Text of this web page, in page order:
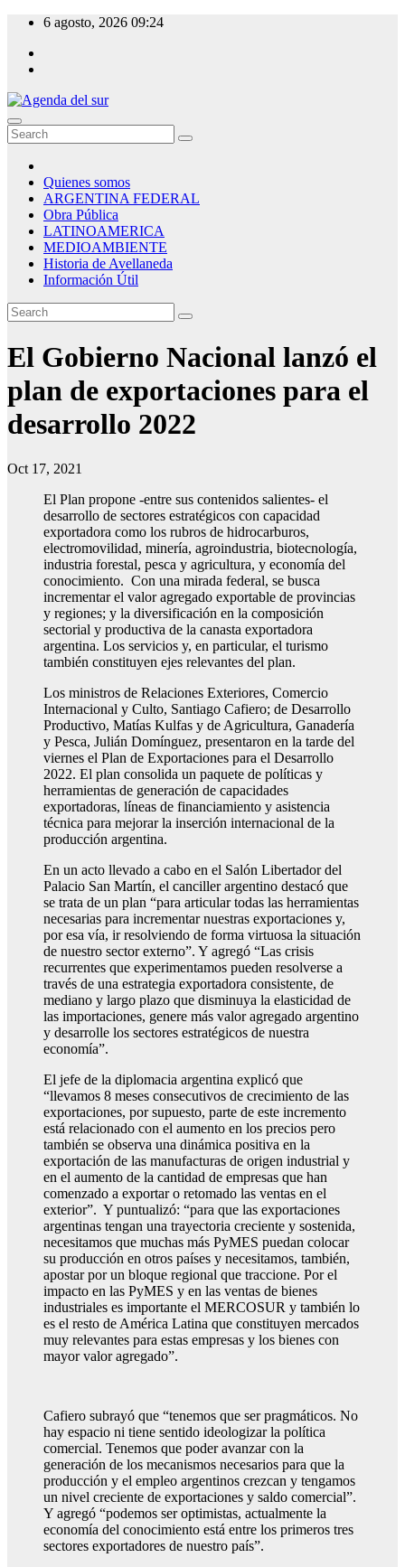
Skip
content
6 agosto, 2026 09:24
Agenda del sur
Quienes somos
ARGENTINA FEDERAL
Obra Pública
LATINOAMERICA
MEDIOAMBIENTE
Historia de Avellaneda
Información Útil
El Gobierno Nacional lanzó el
plan de exportaciones para el
desarrollo 2022
Oct 17, 2021
El Plan propone -entre sus contenidos salientes- el
desarrollo de sectores estratégicos con capacidad
exportadora como los rubros de hidrocarburos,
electromovilidad, minería, agroindustria, biotecnología,
industria forestal, pesca y agricultura, y economía del
conocimiento. Con una mirada federal, se busca
incrementar el valor agregado exportable de provincias
y regiones; y la diversificación en la composición
sectorial y productiva de la canasta exportadora
argentina. Los servicios y, en particular, el turismo
también constituyen ejes relevantes del plan.
Los ministros de Relaciones Exteriores, Comercio
Internacional y Culto, Santiago Cafiero; de Desarrollo
Productivo, Matías Kulfas y de Agricultura, Ganadería
y Pesca, Julián Domínguez, presentaron en la tarde del
viernes el Plan de Exportaciones para el Desarrollo
2022. El plan consolida un paquete de políticas y
herramientas de generación de capacidades
exportadoras, líneas de financiamiento y asistencia
técnica para mejorar la inserción internacional de la
producción argentina.
En un acto llevado a cabo en el Salón Libertador del
Palacio San Martín, el canciller argentino destacó que
se trata de un plan “para articular todas las herramientas
necesarias para incrementar nuestras exportaciones y,
por esa vía, ir resolviendo de forma virtuosa la situación
de nuestro sector externo”. Y agregó “Las crisis
recurrentes que experimentamos pueden resolverse a
través de una estrategia exportadora consistente, de
mediano y largo plazo que disminuya la elasticidad de
las importaciones, genere más valor agregado argentino
y desarrolle los sectores estratégicos de nuestra
economía”.
El jefe de la diplomacia argentina explicó que
“llevamos 8 meses consecutivos de crecimiento de las
exportaciones, por supuesto, parte de este incremento
está relacionado con el aumento en los precios pero
también se observa una dinámica positiva en la
exportación de las manufacturas de origen industrial y
en el aumento de la cantidad de empresas que han
comenzado a exportar o retomado las ventas en el
exterior”. Y puntualizó: “para que las exportaciones
argentinas tengan una trayectoria creciente y sostenida,
necesitamos que muchas más PyMES puedan colocar
su producción en otros países y necesitamos, también,
apostar por un bloque regional que traccione. Por el
impacto en las PyMES y en las ventas de bienes
industriales es importante el MERCOSUR y también lo
es el resto de América Latina que constituyen mercados
muy relevantes para estas empresas y los bienes con
mayor valor agregado”.
Cafiero subrayó que “tenemos que ser pragmáticos. No
hay espacio ni tiene sentido ideologizar la política
comercial. Tenemos que poder avanzar con la
generación de los mecanismos necesarios para que la
producción y el empleo argentinos crezcan y tengamos
un nivel creciente de exportaciones y saldo comercial”.
Y agregó “podemos ser optimistas, actualmente la
economía del conocimiento está entre los primeros tres
sectores exportadores de nuestro país”.